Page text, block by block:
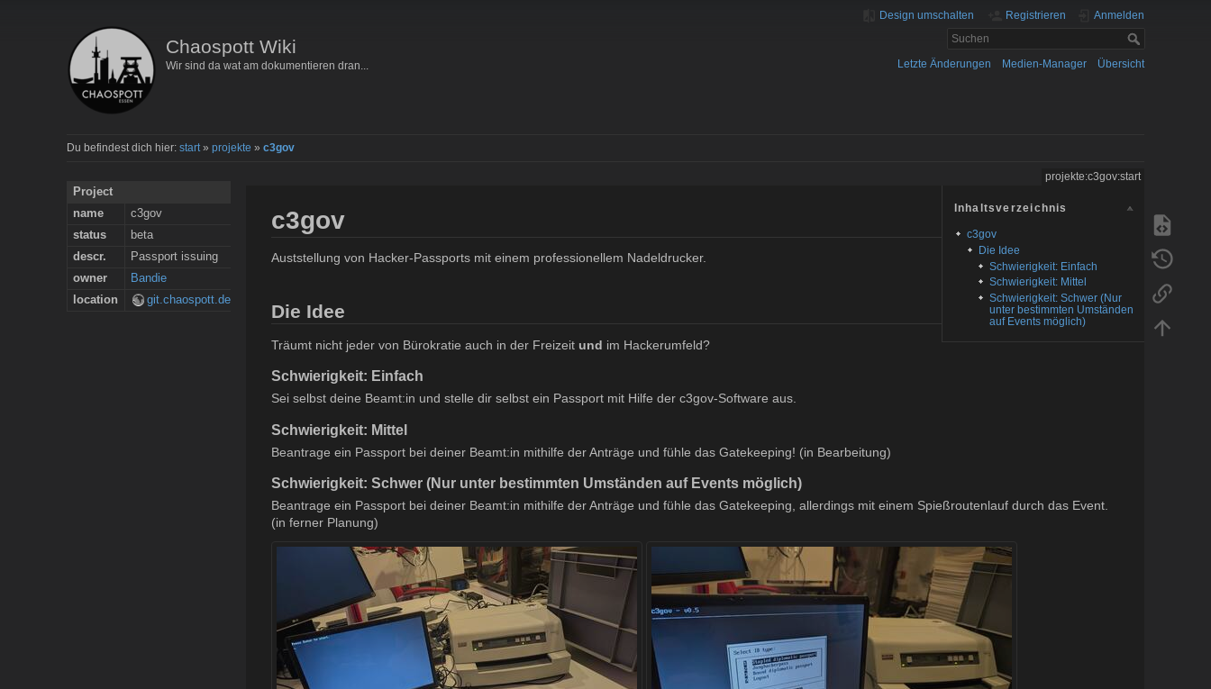
Chaospott Wiki
Wir sind da wat am dokumentieren dran...
Design umschalten Registrieren Anmelden
Letzte Änderungen Medien-Manager Übersicht
Du befindest dich hier: start» projekte » c3gov
Project
name
c3gov
status
beta
descr.
Passport issuing
owner
Bandie
location
git.chaospott.de
projekte:c3gov:start
Inhaltsverzeichnis
c3gov
Die Idee
Schwierigkeit: Einfach
Schwierigkeit: Mittel
Schwierigkeit: Schwer (Nur
unter bestimmten Umständen
auf Events möglich)
c3gov
Auststellung von Hacker-Passports mit einem professionellem Nadeldrucker.
Die Idee
Träumt nicht jeder von Bürokratie auch in der Freizeit und im Hackerumfeld?
Schwierigkeit: Einfach
Sei selbst deine Beamt:in und stelle dir selbst ein Passport mit Hilfe der c3gov-Software aus.
Schwierigkeit: Mittel
Beantrage ein Passport bei deiner Beamt:in mithilfe der Anträge und fühle das Gatekeeping! (in Bearbeitung)
Schwierigkeit: Schwer (Nur unter bestimmten Umständen auf Events möglich)
Beantrage ein Passport bei deiner Beamt:in mithilfe der Anträge und fühle das Gatekeeping, allerdings mit einem Spießroutenlauf durch das Event.
(in ferner Planung)